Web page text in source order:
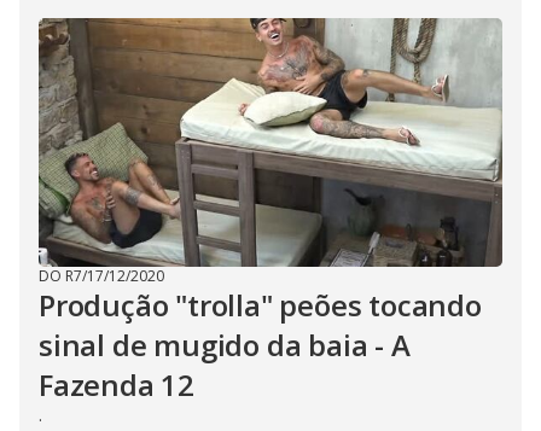
DO R7/17/12/2020
Produção "trolla" peões tocando
sinal de mugido da baia - A
Fazenda 12
.